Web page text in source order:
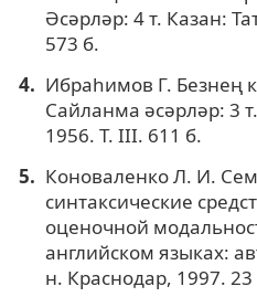
Əсәрләр: 4 т. Казан:
573 б.
Ибраhимов Г. Безнең
Сайланма әсәрләр: 3
1956. Т. III. 611 б.
Коноваленко Л. И.
синтаксические
оценочной
английском языках:
н. Краснодар, 1997. 23